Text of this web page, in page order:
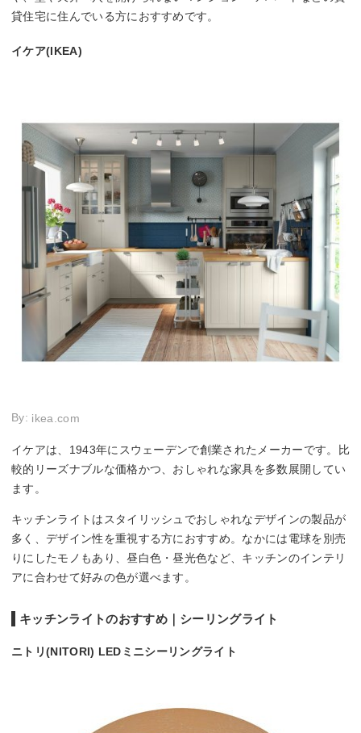
貸住宅に住んでいる方におすすめです。
イケア(IKEA)
By: ikea.com
イケアは、1943年にスウェーデンで創業されたメーカーです。比
較的リーズナブルな価格かつ、おしゃれな家具を多数展開してい
ます。
キッチンライトはスタイリッシュでおしゃれなデザインの製品が
多く、デザイン性を重視する方におすすめ。なかには電球を別売
りにしたモノもあり、昼白色・昼光色など、キッチンのインテリ
アに合わせて好みの色が選べます。
キッチンライトのおすすめ｜シーリングライト
ニトリ(NITORI) LEDミニシーリングライト